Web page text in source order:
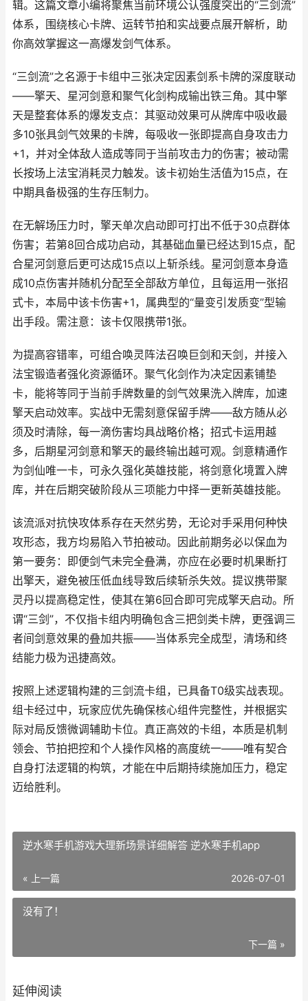
辑。这篇文章小编将聚焦当前环境公认强度突出的“三剑流”
体系，围绕核心卡牌、运转节拍和实战要点展开解析，助
你高效掌握这一高爆发剑气体系。
“三剑流”之名源于卡组中三张决定因素剑系卡牌的深度联动
——擎天、星河剑意和聚气化剑构成输出铁三角。其中擎
天是整套体系的爆发支点：其驱动效果可从牌库中吸收最
多10张具剑气效果的卡牌，每吸收一张即提高自身攻击力
+1，并对全体敌人造成等同于当前攻击力的伤害；被动需
长按场上法宝消耗灵力触发。该卡初始生活值为15点，在
中期具备极强的生存压制力。
在无解场压力时，擎天单次启动即可打出不低于30点群体
伤害；若第8回合成功启动，其基础血量已经达到15点，配
合星河剑意后更可达成15点以上斩杀线。星河剑意本身造
成10点伤害并随机分配至全部敌方单位，且每运用一张招
式卡，本局中该卡伤害+1，属典型的“量变引发质变”型输
出手段。需注意：该卡仅限携带1张。
为提高容错率，可组合唤灵阵法召唤巨剑和天剑，并接入
法宝锻造者强化资源循环。聚气化剑作为决定因素铺垫
卡，能将等同于当前手牌数量的剑气效果洗入牌库，加速
擎天启动效率。实战中无需刻意保留手牌——敌方随从必
须及时清除，每一滴伤害均具战略价格；招式卡运用越
多，后期星河剑意和擎天的最终输出越可观。剑意精通作
为剑仙唯一卡，可永久强化英雄技能，将剑意化境置入牌
库，并在后期突破阶段从三项能力中择一更新英雄技能。
该流派对抗快攻体系存在天然劣势，无论对手采用何种快
攻形态，我方均易陷入节拍被动。因此前期务必以保血为
第一要务：即便剑气未完全叠满，亦应在必要时机果断打
出擎天，避免被压低血线导致后续斩杀失效。提议携带聚
灵丹以提高稳定性，使其在第6回合即可完成擎天启动。所
谓“三剑”，不仅指卡组内明确包含三把剑类卡牌，更强调三
者间剑意效果的叠加共振——当体系完全成型，清场和终
结能力极为迅捷高效。
按照上述逻辑构建的三剑流卡组，已具备T0级实战表现。
组卡经过中，玩家应优先确保核心组件完整性，并根据实
际对局反馈微调辅助卡位。真正高效的卡组，本质是机制
领会、节拍把控和个人操作风格的高度统一——唯有契合
自身打法逻辑的构筑，才能在中后期持续施加压力，稳定
迈给胜利。
逆水寒手机游戏大理新场景详细解答 逆水寒手机app
« 上一篇 2026-07-01
没有了！
下一篇 »
延伸阅读